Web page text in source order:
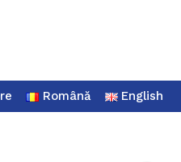
Română English